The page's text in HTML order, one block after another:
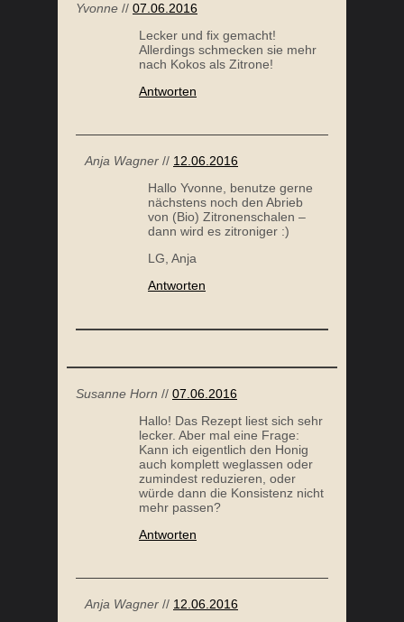
Yvonne // 07.06.2016
Lecker und fix gemacht!
Allerdings schmecken sie mehr
nach Kokos als Zitrone!
Antworten
Anja Wagner // 12.06.2016
Hallo Yvonne, benutze gerne
nächstens noch den Abrieb
von (Bio) Zitronenschalen –
dann wird es zitroniger :)
LG, Anja
Antworten
Susanne Horn // 07.06.2016
Hallo! Das Rezept liest sich sehr
lecker. Aber mal eine Frage:
Kann ich eigentlich den Honig
auch komplett weglassen oder
zumindest reduzieren, oder
würde dann die Konsistenz nicht
mehr passen?
Antworten
Anja Wagner // 12.06.2016